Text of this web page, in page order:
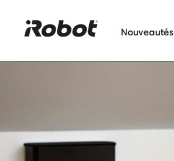
Nouveautés